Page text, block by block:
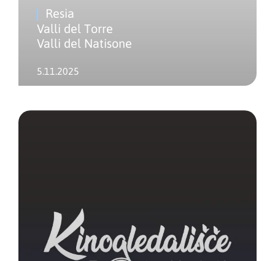
Resia
Valli del Torre
Valli del Natisone
5.11.2025